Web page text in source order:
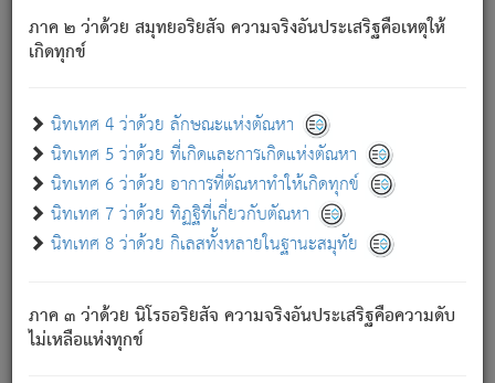
ภาค ๒ ว่าด้วย สมุทยอริยสัจ ความจริงอันประเสริฐคือเหตุให้
เกิดทุกข์
นิทเทศ 4 ว่าด้วย ลักษณะแห่งตัณหา
นิทเทศ 5 ว่าด้วย ที่เกิดและการเกิดแห่งตัณหา
นิทเทศ 6 ว่าด้วย อาการที่ตัณหาทำให้เกิดทุกข์
นิทเทศ 7 ว่าด้วย ทิฏฐิที่เกี่ยวกับตัณหา
นิทเทศ 8 ว่าด้วย กิเลสทั้งหลายในฐานะสมุทัย
ภาค ๓ ว่าด้วย นิโรธอริยสัจ ความจริงอันประเสริฐคือความดับ
ไม่เหลือแห่งทุกข์
อันเป็นไปในที่หรือเวลาทั้งปวง[3]เพื่อความมีแห่งประโยชน์โดย
ประการทั้งปวง; ภพทั้งหลายทั้งหมดนั้น ไม่เที่ยง เป็นทุกข์ มี
ความแปรปรวนเป็นธรรมดา.
อย่างนี้อยู่; เขาย่อมละภวตัณหาได้ และไม่เพลิดเพลินวิภวตัณหา
ด้วย.
ความดับเพราะความสำรอกไม่เหลือ (แห่งภพทั้งหลาย)
เพราะความสิ้นไปแห่งตัณหาโดยประการทั้งปวง นั้นคือ
นิพพาน.
ภพใหม่ย่อมไม่มีแก่ภิกษุนั้น ผู้ดับเย็นสนิทแล้ว เพราะไม่มี
ภิกษุนั้น เป็นผู้ครอบงำมารได้แล้ว ชนะสงครามแล้ว ก้าวล่วง
ภพทั้งหลายทั้งปวงได้แล้ว เป็นผู้คงที่ (คือไม่เปลี่ยนแปลงอีกต่อ